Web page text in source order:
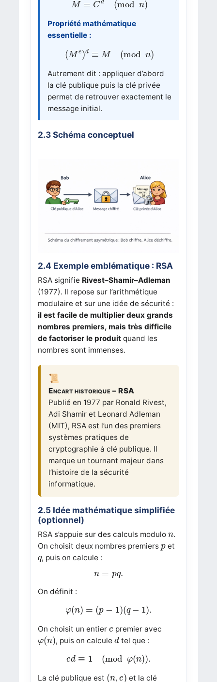
M = Cd (mod n)
Propriété mathématique
essentielle :
(M e)d ≡ M (mod n)
(Me ≡ M mod n
Autrement dit : appliquer d’abord
la clé publique puis la clé privée
permet de retrouver exactement le
message initial.
2.3 Schéma conceptuel
2.4 Exemple emblématique : RSA
RSA signifie Rivest–Shamir–Adleman
(1977). Il repose sur l’arithmétique
modulaire et sur une idée de sécurité :
il est facile de multiplier deux grands
nombres premiers, mais très difficile
de factoriser le produitquand les
nombres sont immenses.
Encart historique – RSA
Publié en 1977 par Ronald Rivest,
Adi Shamir et Leonard Adleman
(MIT), RSA est l’un des premiers
systèmes pratiques de
cryptographie à clé publique. Il
marque un tournant majeur dans
l’histoire de la sécurité
informatique.
2.5 Idée mathématique simplifiée
(optionnel)
RSA s’appuie sur des calculs modulo n
n.
On choisit deux nombres premiers p
pet
q
q, puis on calcule :
n = pq.
n =pq.
On définit :
φ(n) = (p − 1)(q − 1).
φ ( =( 1)(q ).
On choisit un entier e
e premier avec
φ(n)
( n), puis on calcule d
dtel que :
ed ≡ 1 (mod φ(n)).
e ≡1 mod φ ) .
La clé publique est (n, e)
( ) et la clé